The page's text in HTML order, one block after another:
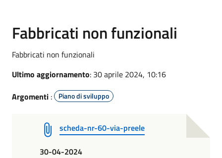
Fabbricati non funzionali
Fabbricati non funzionali
Ultimo aggiornamento: 30 aprile 2024, 10:16
Argomenti : Piano di sviluppo
scheda-nr-60-via-preele
30-04-2024